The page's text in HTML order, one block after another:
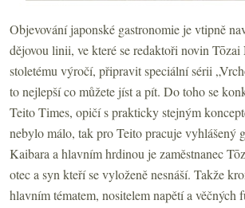
Objevování japonské gastronomie je vtipně
dějovou linii, ve které se redaktoři novin Tōzai
stoletému výročí, připravit speciální sérii
to nejlepší co můžete jíst a pít. Do toho se
Teito Times, opičí s prakticky stejným
nebylo málo, tak pro Teito pracuje vyhlášený
Kaibara a hlavním hrdinou je zaměstnanec
otec a syn kteří se vyloženě nesnáší. Takže
hlavním tématem, nositelem napětí a věčných